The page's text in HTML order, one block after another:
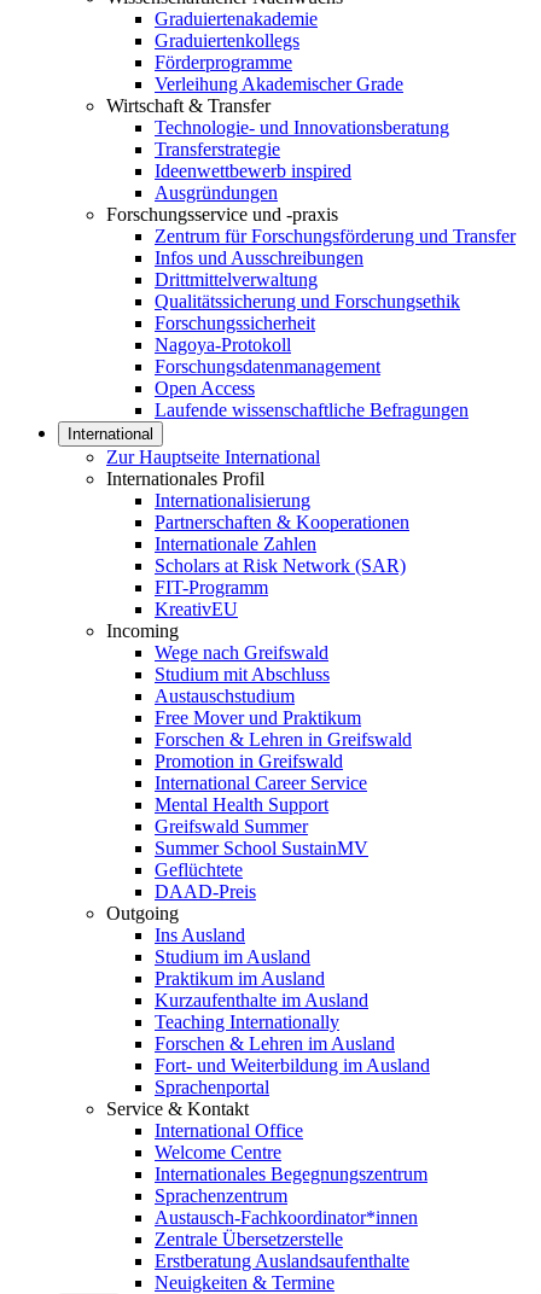
Graduiertenakademie
Graduiertenkollegs
Förderprogramme
Verleihung Akademischer Grade
Wirtschaft & Transfer
Technologie- und Innovationsberatung
Transferstrategie
Ideenwettbewerb inspired
Ausgründungen
Forschungsservice und -praxis
Zentrum für Forschungsförderung und Transfer
Infos und Ausschreibungen
Drittmittelverwaltung
Qualitätssicherung und Forschungsethik
Forschungssicherheit
Nagoya-Protokoll
Forschungsdatenmanagement
Open Access
Laufende wissenschaftliche Befragungen
International
Zur Hauptseite International
Internationales Profil
Internationalisierung
Partnerschaften & Kooperationen
Internationale Zahlen
Scholars at Risk Network (SAR)
FIT-Programm
KreativEU
Incoming
Wege nach Greifswald
Studium mit Abschluss
Austauschstudium
Free Mover und Praktikum
Forschen & Lehren in Greifswald
Promotion in Greifswald
International Career Service
Mental Health Support
Greifswald Summer
Summer School SustainMV
Geflüchtete
DAAD-Preis
Outgoing
Ins Ausland
Studium im Ausland
Praktikum im Ausland
Kurzaufenthalte im Ausland
Teaching Internationally
Forschen & Lehren im Ausland
Fort- und Weiterbildung im Ausland
Sprachenportal
Service & Kontakt
International Office
Welcome Centre
Internationales Begegnungszentrum
Sprachenzentrum
Austausch-Fachkoordinator*innen
Zentrale Übersetzerstelle
Erstberatung Auslandsaufenthalte
Neuigkeiten & Termine